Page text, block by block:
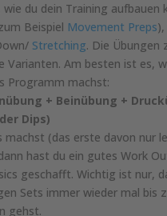
du dein Training aufbauen
Beispiel Movement Preps
Stretching. Die Übungen
Varianten. Am besten ist es,
Programm machst:
+ Beinübung +
Dips)
machst (das erste davon nur
hast du ein gutes Work
geschafft. Wichtig ist nur,
Sets immer wieder mal bis
gehst.